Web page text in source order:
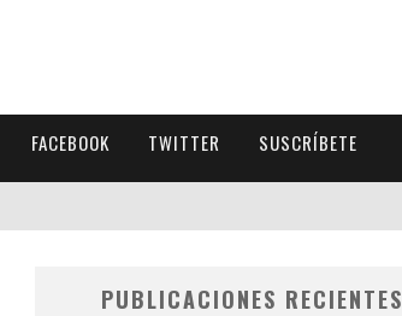
FACEBOOK TWITTER SUSCRÍBETE
PUBLICACIONES RECIENTES